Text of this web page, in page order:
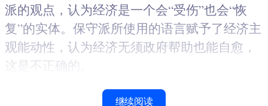
派的观点，认为经济是一个会“受伤”也会“恢
复”的实体。保守派所使用的语言赋予了经济主
观能动性，认为经济无须政府帮助也能自愈，
这是不正确的。
继续阅读